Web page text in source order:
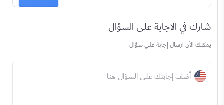
شارك في الاجابة على السؤال
يمكنك الآن ارسال إجابة علي سؤال
أضف إجابتك على السؤال هنا